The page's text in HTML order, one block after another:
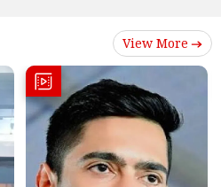
View More